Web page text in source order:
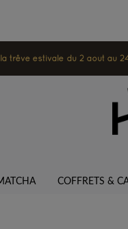
trêve estivale du 2 août au
COFFRETS &